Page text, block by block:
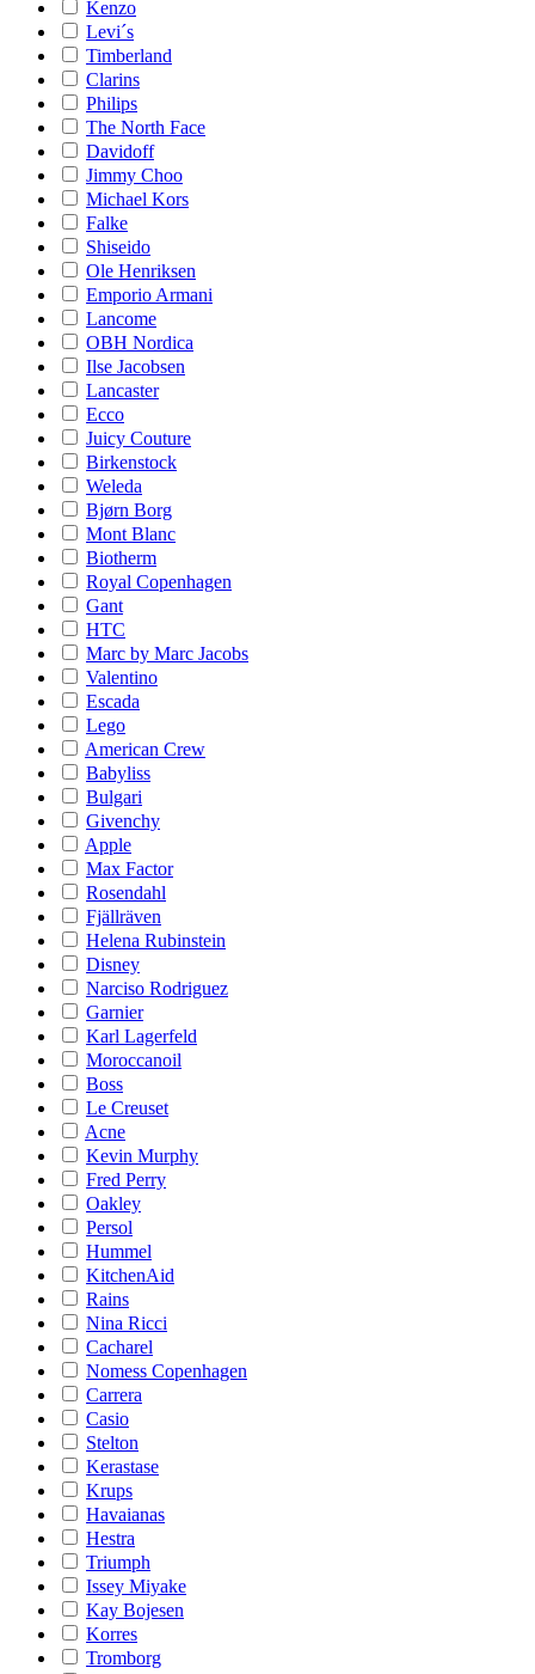
Kenzo
Levi´s
Timberland
Clarins
Philips
The North Face
Davidoff
Jimmy Choo
Michael Kors
Falke
Shiseido
Ole Henriksen
Emporio Armani
Lancome
OBH Nordica
Ilse Jacobsen
Lancaster
Ecco
Juicy Couture
Birkenstock
Weleda
Bjørn Borg
Mont Blanc
Biotherm
Royal Copenhagen
Gant
HTC
Marc by Marc Jacobs
Valentino
Escada
Lego
American Crew
Babyliss
Bulgari
Givenchy
Apple
Max Factor
Rosendahl
Fjällräven
Helena Rubinstein
Disney
Narciso Rodriguez
Garnier
Karl Lagerfeld
Moroccanoil
Boss
Le Creuset
Acne
Kevin Murphy
Fred Perry
Oakley
Persol
Hummel
KitchenAid
Rains
Nina Ricci
Cacharel
Nomess Copenhagen
Carrera
Casio
Stelton
Kerastase
Krups
Havaianas
Hestra
Triumph
Issey Miyake
Kay Bojesen
Korres
Tromborg